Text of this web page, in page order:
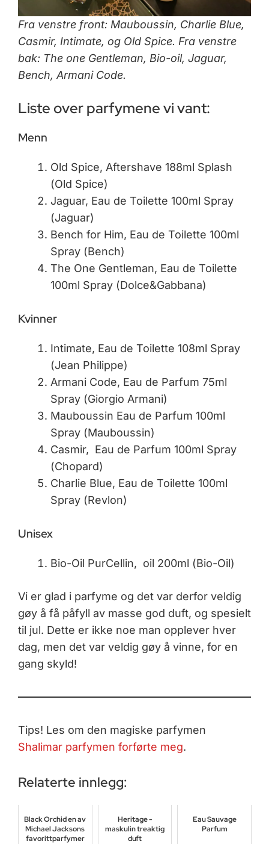
Fra venstre front: Mauboussin, Charlie Blue,
Casmir, Intimate, og Old Spice. Fra venstre
bak: The one Gentleman, Bio-oil, Jaguar,
Bench, Armani Code.
Liste over parfymene vi vant:
Menn
Old Spice, Aftershave 188ml Splash
(Old Spice)
Jaguar, Eau de Toilette 100ml Spray
(Jaguar)
Bench for Him, Eau de Toilette 100ml
Spray (Bench)
The One Gentleman, Eau de Toilette
100ml Spray (Dolce&Gabbana)
Kvinner
Intimate, Eau de Toilette 108ml Spray
(Jean Philippe)
Armani Code, Eau de Parfum 75ml
Spray (Giorgio Armani)
Mauboussin Eau de Parfum 100ml
Spray (Mauboussin)
Casmir, Eau de Parfum 100ml Spray
(Chopard)
Charlie Blue, Eau de Toilette 100ml
Spray (Revlon)
Unisex
Bio-Oil PurCellin, oil 200ml (Bio-Oil)
Vi er glad i parfyme og det var derfor veldig
gøy å få påfyll av masse god duft, og spesielt
til jul. Dette er ikke noe man opplever hver
dag, men det var veldig gøy å vinne, for en
gang skyld!
Tips! Les om den magiske parfymen
Shalimar parfymen forførte meg.
Relaterte innlegg:
Black Orchid en av
Michael Jacksons
favorittparfymer
Heritage -
maskulin treaktig
duft
Eau Sauvage
Parfum